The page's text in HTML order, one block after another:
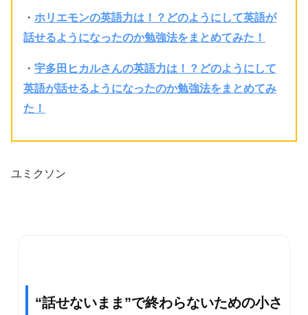
・ ホリエモンの英語力は！？どのようにして英語が
話せるようになったのか勉強法をまとめてみた！
・ 宇多田ヒカルさんの英語力は！？どのようにして
英語が話せるようになったのか勉強法をまとめてみ
た！
ユミクソン
“話せないまま”で終わらないための小さ